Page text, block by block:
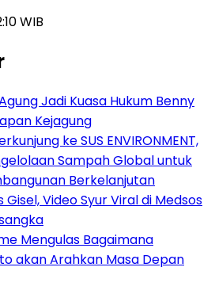
WIB
Jadi Kuasa Hukum Benny
Kejagung
ke SUS ENVIRONMENT,
Sampah Global untuk
Berkelanjutan
Gisel, Video Syur Viral di Medsos
Mengulas Bagaimana
akan Arahkan Masa Depan